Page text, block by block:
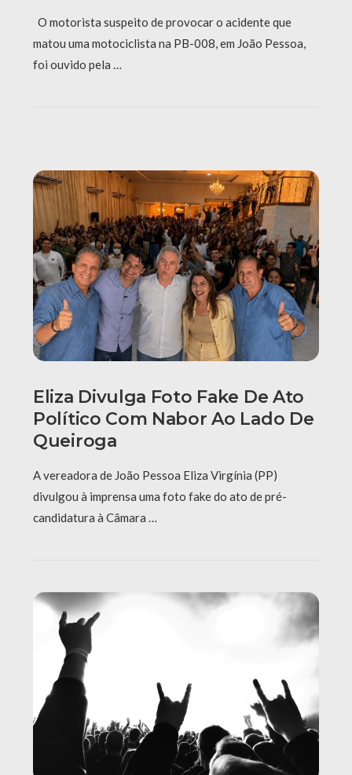
O motorista suspeito de provocar o acidente que
matou uma motociclista na PB-008, em João Pessoa,
foi ouvido pela …
Eliza Divulga Foto Fake De Ato
Político Com Nabor Ao Lado De
Queiroga
A vereadora de João Pessoa Eliza Virgínia (PP)
divulgou à imprensa uma foto fake do ato de pré-
candidatura à Câmara …